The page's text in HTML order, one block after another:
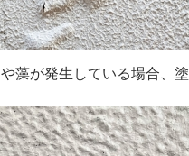
藻が発生している場合、